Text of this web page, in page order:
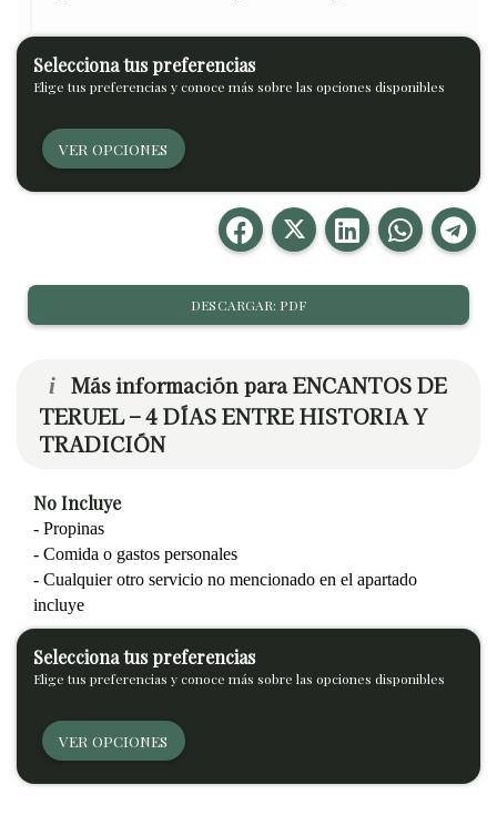
Selecciona tus preferencias
Elige tus preferencias y conoce más sobre las opciones disponibles
VER OPCIONES
DESCARGAR: PDF
i Más información para ENCANTOS DE
TERUEL – 4 DÍAS ENTRE HISTORIA Y
TRADICIÓN
No Incluye
- Propinas
- Comida o gastos personales
- Cualquier otro servicio no mencionado en el apartado
incluye
Selecciona tus preferencias
Elige tus preferencias y conoce más sobre las opciones disponibles
VER OPCIONES